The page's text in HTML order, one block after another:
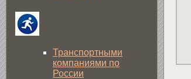
Транспортными
компаниями по
России